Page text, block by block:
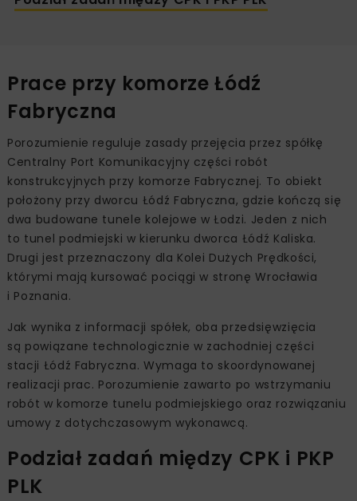
Prace przy komorze Łódź
Fabryczna
Porozumienie reguluje zasady przejęcia przez spółkę
Centralny Port Komunikacyjny części robót
konstrukcyjnych przy komorze Fabrycznej. To obiekt
położony przy dworcu Łódź Fabryczna, gdzie kończą się
dwa budowane tunele kolejowe w Łodzi. Jeden z nich
to tunel podmiejski w kierunku dworca Łódź Kaliska.
Drugi jest przeznaczony dla Kolei Dużych Prędkości,
którymi mają kursować pociągi w stronę Wrocławia
i Poznania.
Jak wynika z informacji spółek, oba przedsięwzięcia
są powiązane technologicznie w zachodniej części
stacji Łódź Fabryczna. Wymaga to skoordynowanej
realizacji prac. Porozumienie zawarto po wstrzymaniu
robót w komorze tunelu podmiejskiego oraz rozwiązaniu
umowy z dotychczasowym wykonawcą.
Podział zadań między CPK i PKP
PLK